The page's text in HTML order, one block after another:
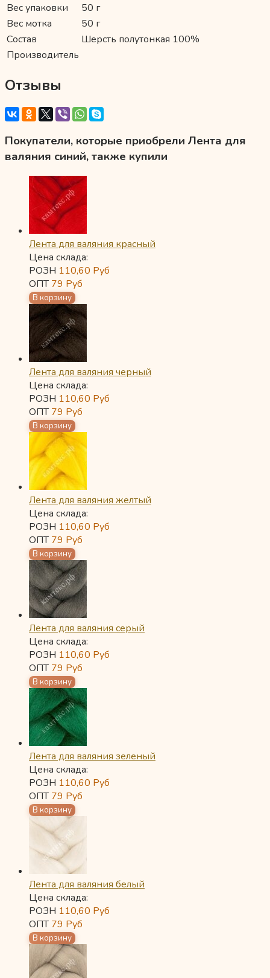
Вес упаковки
50 г
Вес мотка
50 г
Состав
Шерсть полутонкая 100%
Производитель
Отзывы
Покупатели, которые приобрели Лента для
валяния синий, также купили
Лента для валяния красный
Цена склада:
РОЗН 110,60 Руб
ОПТ79 Руб
Лента для валяния черный
Цена склада:
РОЗН 110,60 Руб
ОПТ79 Руб
Лента для валяния желтый
Цена склада:
РОЗН 110,60 Руб
ОПТ79 Руб
Лента для валяния серый
Цена склада:
РОЗН 110,60 Руб
ОПТ79 Руб
Лента для валяния зеленый
Цена склада:
РОЗН 110,60 Руб
ОПТ79 Руб
Лента для валяния белый
Цена склада:
РОЗН 110,60 Руб
ОПТ79 Руб